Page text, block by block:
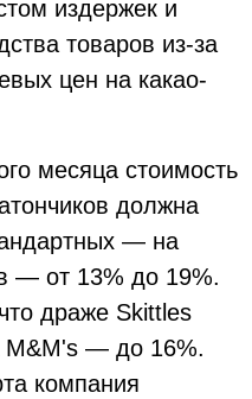
издержек и
товаров из-за
цен на какао-
месяца стоимость
должна
— на
— от 13% до 19%.
драже Skittles
M&M's — до 16%.
компания